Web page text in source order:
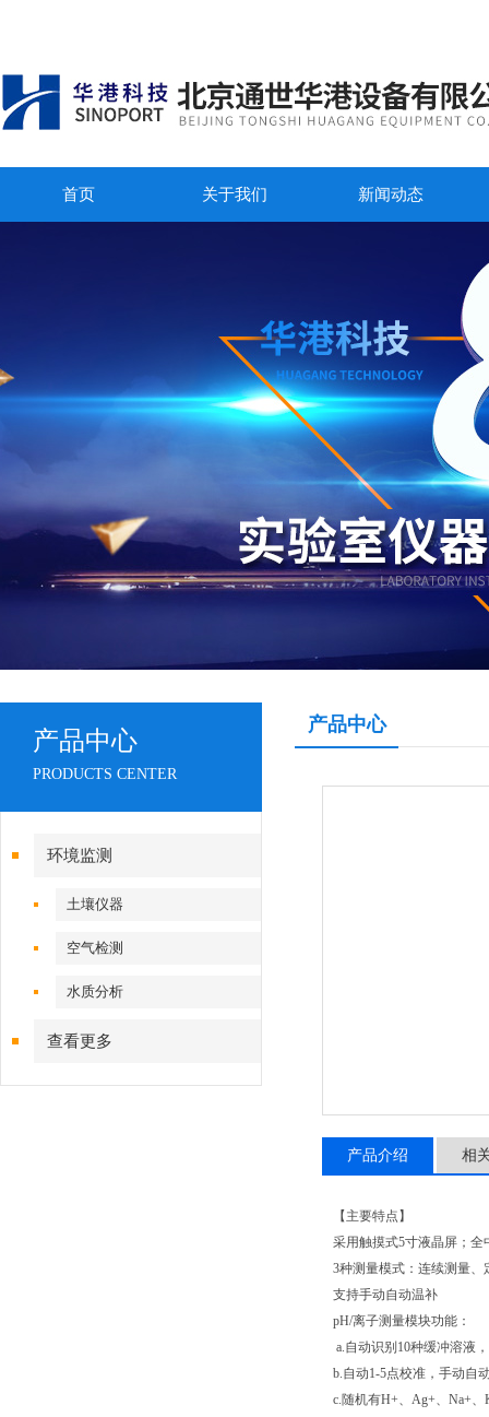
首页 关于我们 新闻动态
产品中心
PRODUCTS CENTER
环境监测
土壤仪器
空气检测
水质分析
查看更多
产品中心
产品介绍 相
【主要特点】
采用触摸式5寸液晶屏；
3种测量模式：连续测量
支持手动自动温补
pH/离子测量模块功能：
a.自动识别10种缓冲溶液
b.自动1-5点校准，手动自
c.随机有H+、Ag+、Na+